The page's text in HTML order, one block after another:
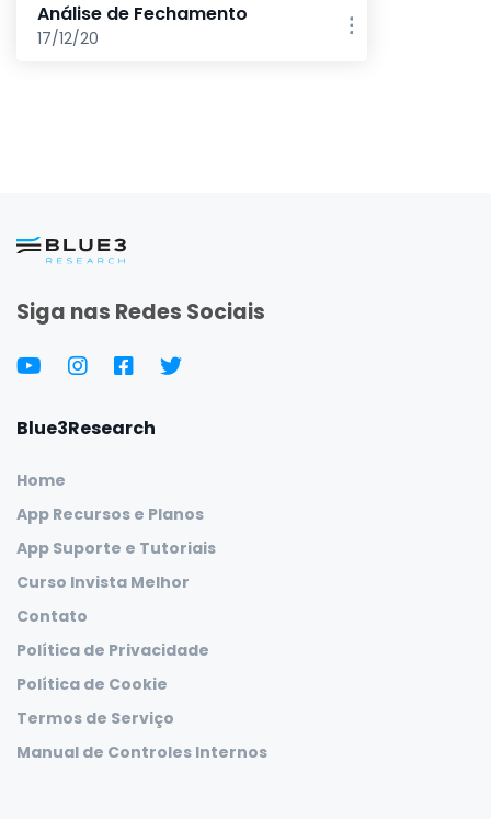
Análise de Fechamento
17/12/20
Siga nas Redes Sociais
Blue3Research
Home
App Recursos e Planos
App Suporte e Tutoriais
Curso Invista Melhor
Contato
Política de Privacidade
Política de Cookie
Termos de Serviço
Manual de Controles Internos